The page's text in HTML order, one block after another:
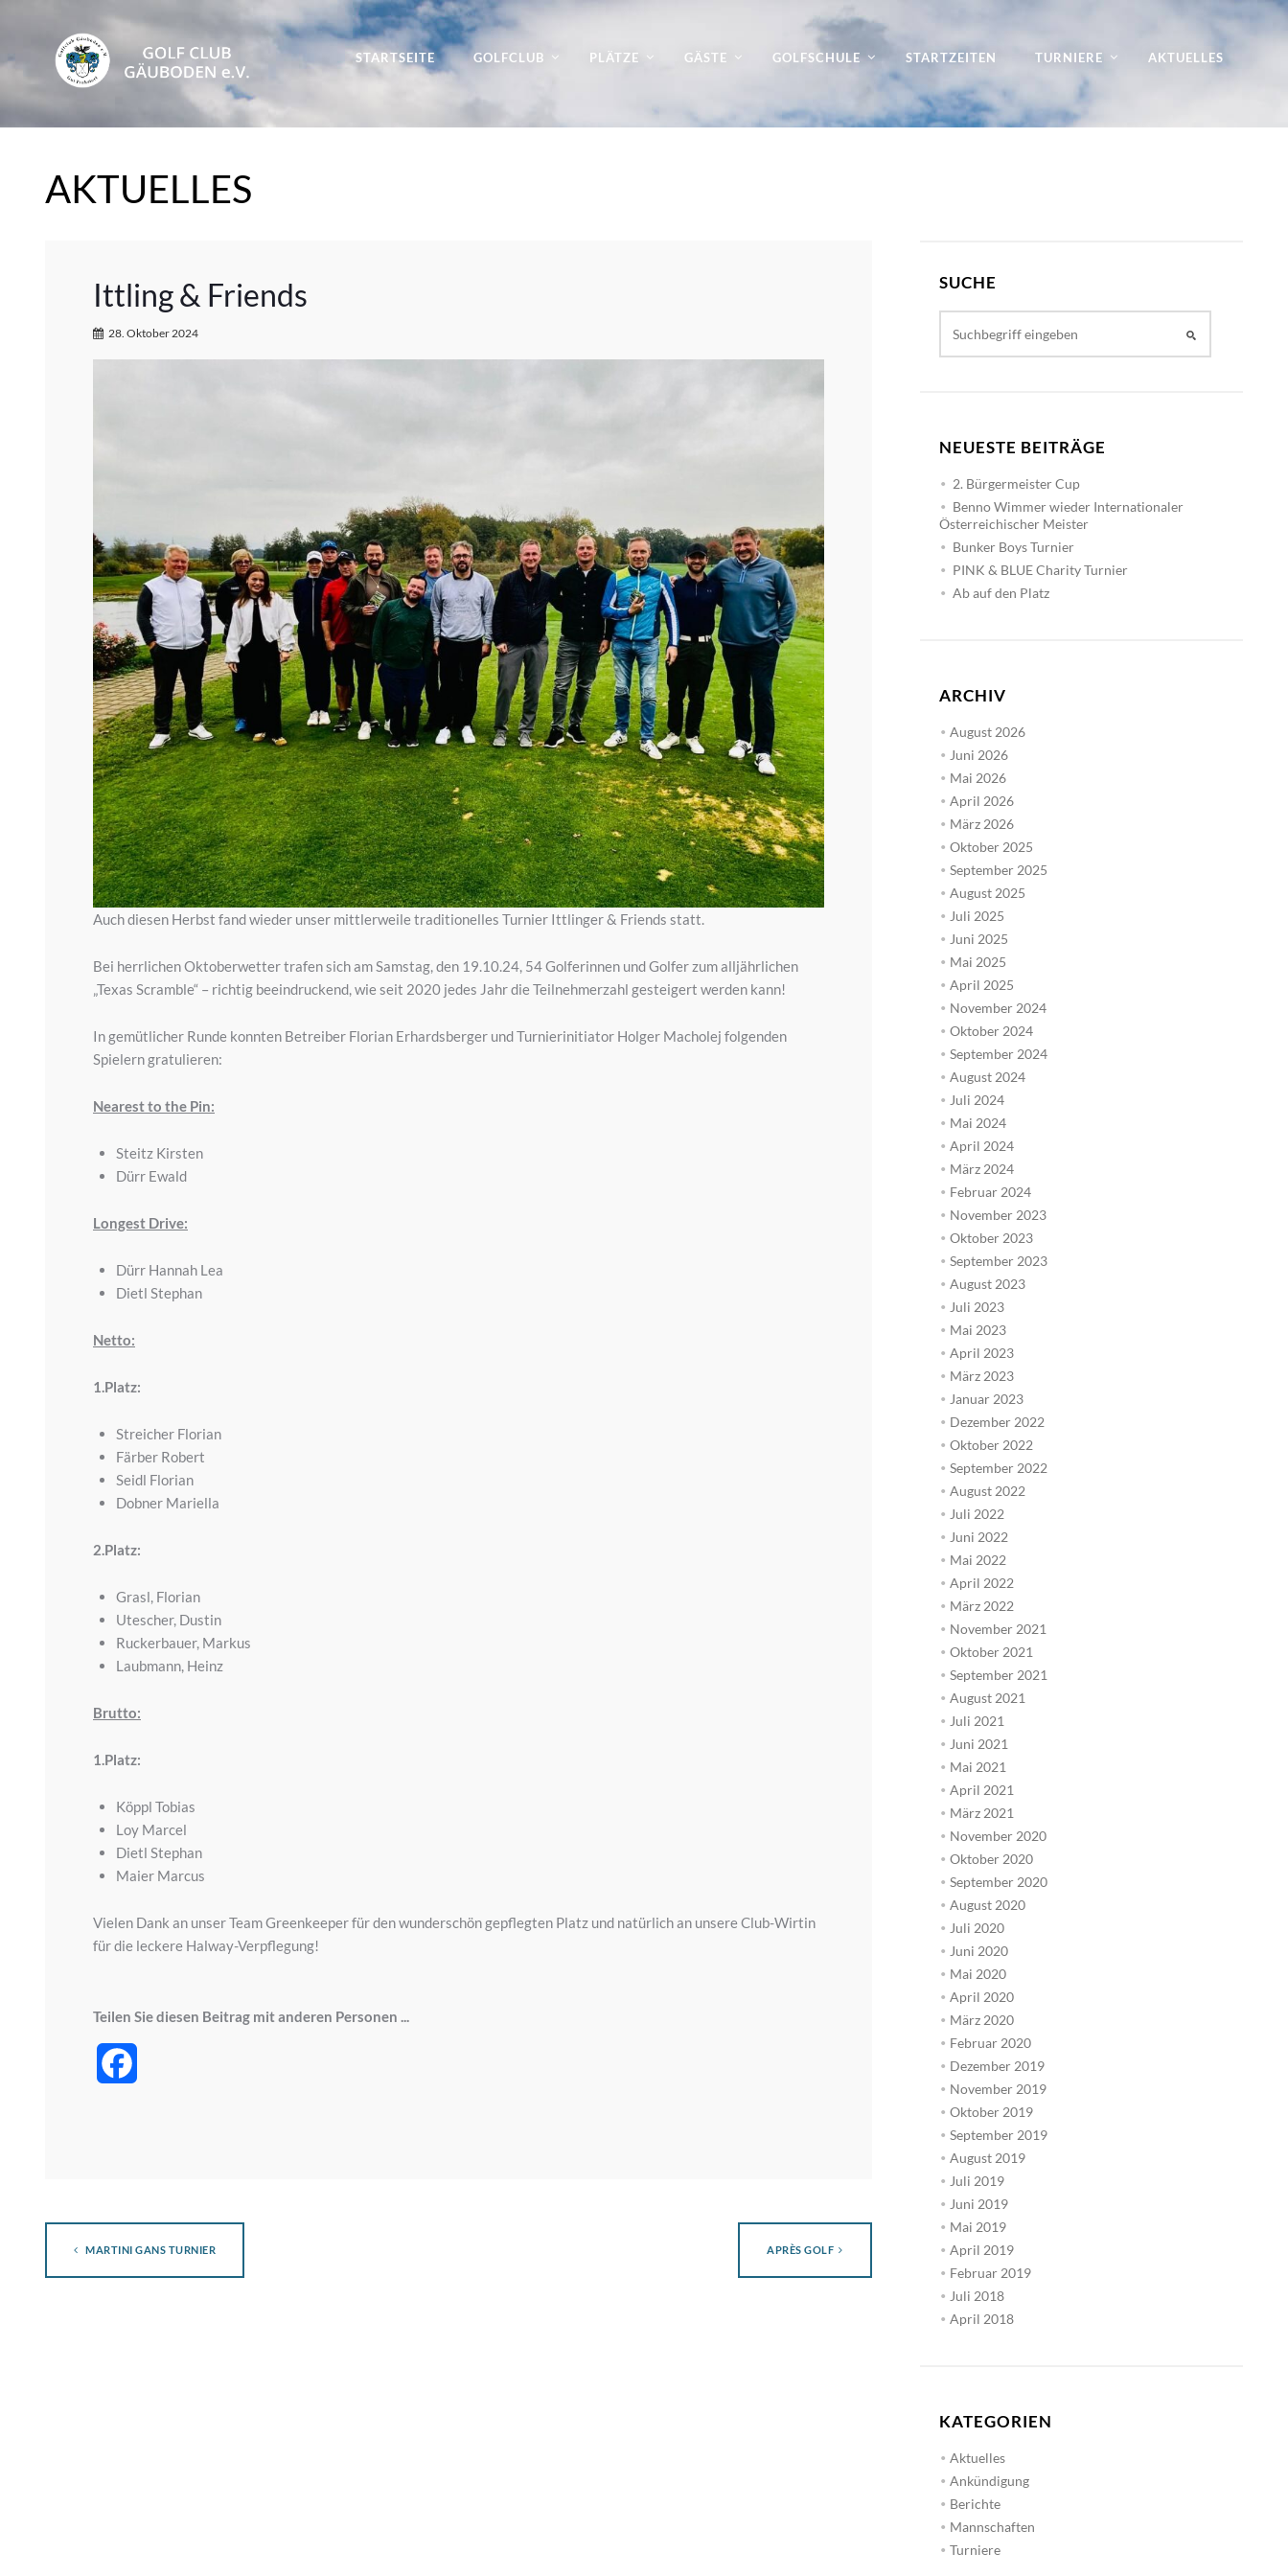
STARTSEITE GOLFCLUB PLÄTZE GÄSTE GOLFSCHULE STARTZEITEN TURNIERE AKTUELLES
AKTUELLES
Ittling & Friends
28. Oktober 2024
Auch diesen Herbst fand wieder unser mittlerweile traditionelles Turnier Ittlinger & Friends statt.
Bei herrlichen Oktoberwetter trafen sich am Samstag, den 19.10.24, 54 Golferinnen und Golfer zum alljährlichen
„Texas Scramble“ – richtig beeindruckend, wie seit 2020 jedes Jahr die Teilnehmerzahl gesteigert werden kann!
In gemütlicher Runde konnten Betreiber Florian Erhardsberger und Turnierinitiator Holger Macholej folgenden
Spielern gratulieren:
Nearest to the Pin:
Steitz Kirsten
Dürr Ewald
Longest Drive:
Dürr Hannah Lea
Dietl Stephan
Netto:
1.Platz:
Streicher Florian
Färber Robert
Seidl Florian
Dobner Mariella
2.Platz:
Grasl, Florian
Utescher, Dustin
Ruckerbauer, Markus
Laubmann, Heinz
Brutto:
1.Platz:
Köppl Tobias
Loy Marcel
Dietl Stephan
Maier Marcus
Vielen Dank an unser Team Greenkeeper für den wunderschön gepflegten Platz und natürlich an unsere Club-Wirtin
für die leckere Halway-Verpflegung!
Teilen Sie diesen Beitrag mit anderen Personen ...
MARTINI GANS TURNIER APRÈS GOLF
SUCHE
NEUESTE BEITRÄGE
2. Bürgermeister Cup
Benno Wimmer wieder Internationaler
Österreichischer Meister
Bunker Boys Turnier
PINK & BLUE Charity Turnier
Ab auf den Platz
ARCHIV
August 2026
Juni 2026
Mai 2026
April 2026
März 2026
Oktober 2025
September 2025
August 2025
Juli 2025
Juni 2025
Mai 2025
April 2025
November 2024
Oktober 2024
September 2024
August 2024
Juli 2024
Mai 2024
April 2024
März 2024
Februar 2024
November 2023
Oktober 2023
September 2023
August 2023
Juli 2023
Mai 2023
April 2023
März 2023
Januar 2023
Dezember 2022
Oktober 2022
September 2022
August 2022
Juli 2022
Juni 2022
Mai 2022
April 2022
März 2022
November 2021
Oktober 2021
September 2021
August 2021
Juli 2021
Juni 2021
Mai 2021
April 2021
März 2021
November 2020
Oktober 2020
September 2020
August 2020
Juli 2020
Juni 2020
Mai 2020
April 2020
März 2020
Februar 2020
Dezember 2019
November 2019
Oktober 2019
September 2019
August 2019
Juli 2019
Juni 2019
Mai 2019
April 2019
Februar 2019
Juli 2018
April 2018
KATEGORIEN
Aktuelles
Ankündigung
Berichte
Mannschaften
Turniere